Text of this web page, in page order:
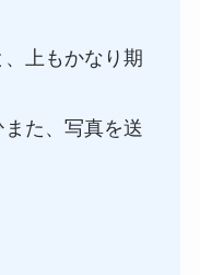
上もかなり期
た、写真を送